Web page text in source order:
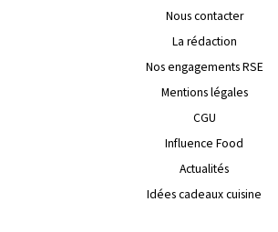
Nous contacter
La rédaction
Nos engagements RSE
Mentions légales
CGU
Influence Food
Actualités
Idées cadeaux cuisine